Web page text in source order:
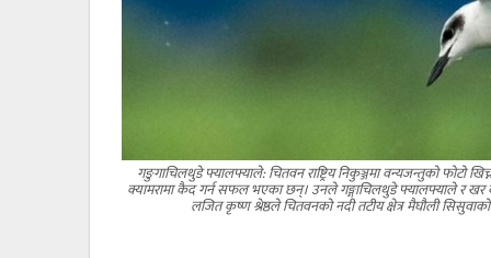
गङुगाचिलथुडे फ्यालफ्याले: चितवन राष्ट्रिय निकुञ्जमा वन्यजन्तुको फोटो
क्यामरामा कैद गर्न सफल भएका छन्। उनले गङ्गाचिलथुडे फ्यालफ्याले र खर
लजित कृष्ण श्रेष्ठले चितवनको नदी तटीय क्षेत्र मैघौली